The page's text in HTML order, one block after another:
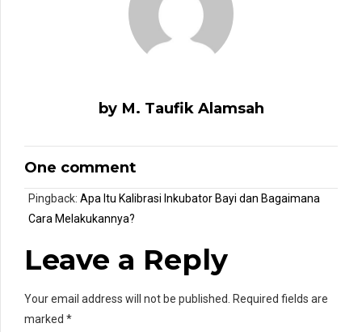
by M. Taufik Alamsah
One comment
Pingback: Apa Itu Kalibrasi Inkubator Bayi dan Bagaimana
Cara Melakukannya?
Leave a Reply
Your email address will not be published. Required fields are
marked *